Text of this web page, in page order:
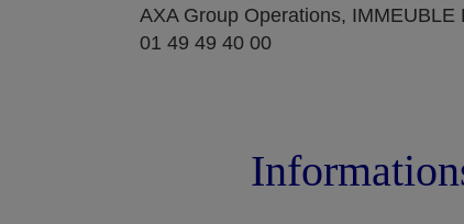
AXA Group Operations,
01 49 49 40 00